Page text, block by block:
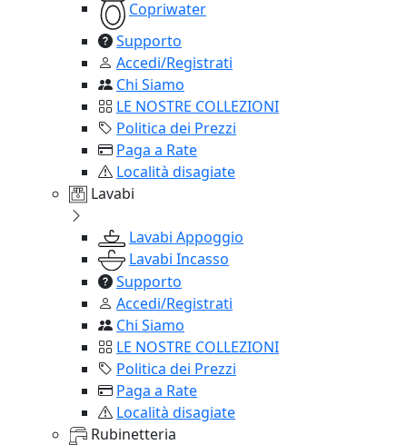
Copriwater
Supporto
Accedi/Registrati
Chi Siamo
LE NOSTRE COLLEZIONI
Politica dei Prezzi
Paga a Rate
Località disagiate
Lavabi
Lavabi Appoggio
Lavabi Incasso
Supporto
Accedi/Registrati
Chi Siamo
LE NOSTRE COLLEZIONI
Politica dei Prezzi
Paga a Rate
Località disagiate
Rubinetteria